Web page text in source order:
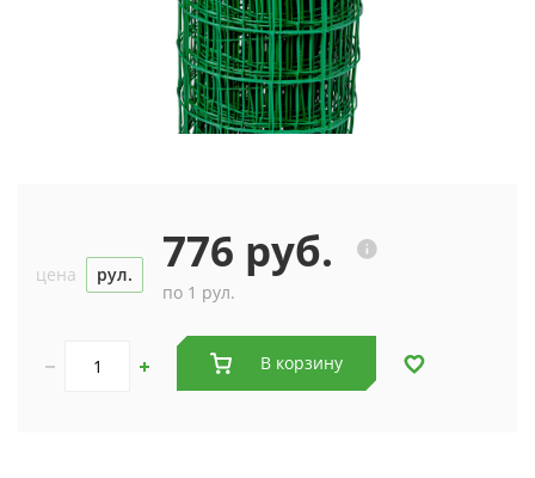
цена рул. 776 руб.
по 1 рул.
В корзину